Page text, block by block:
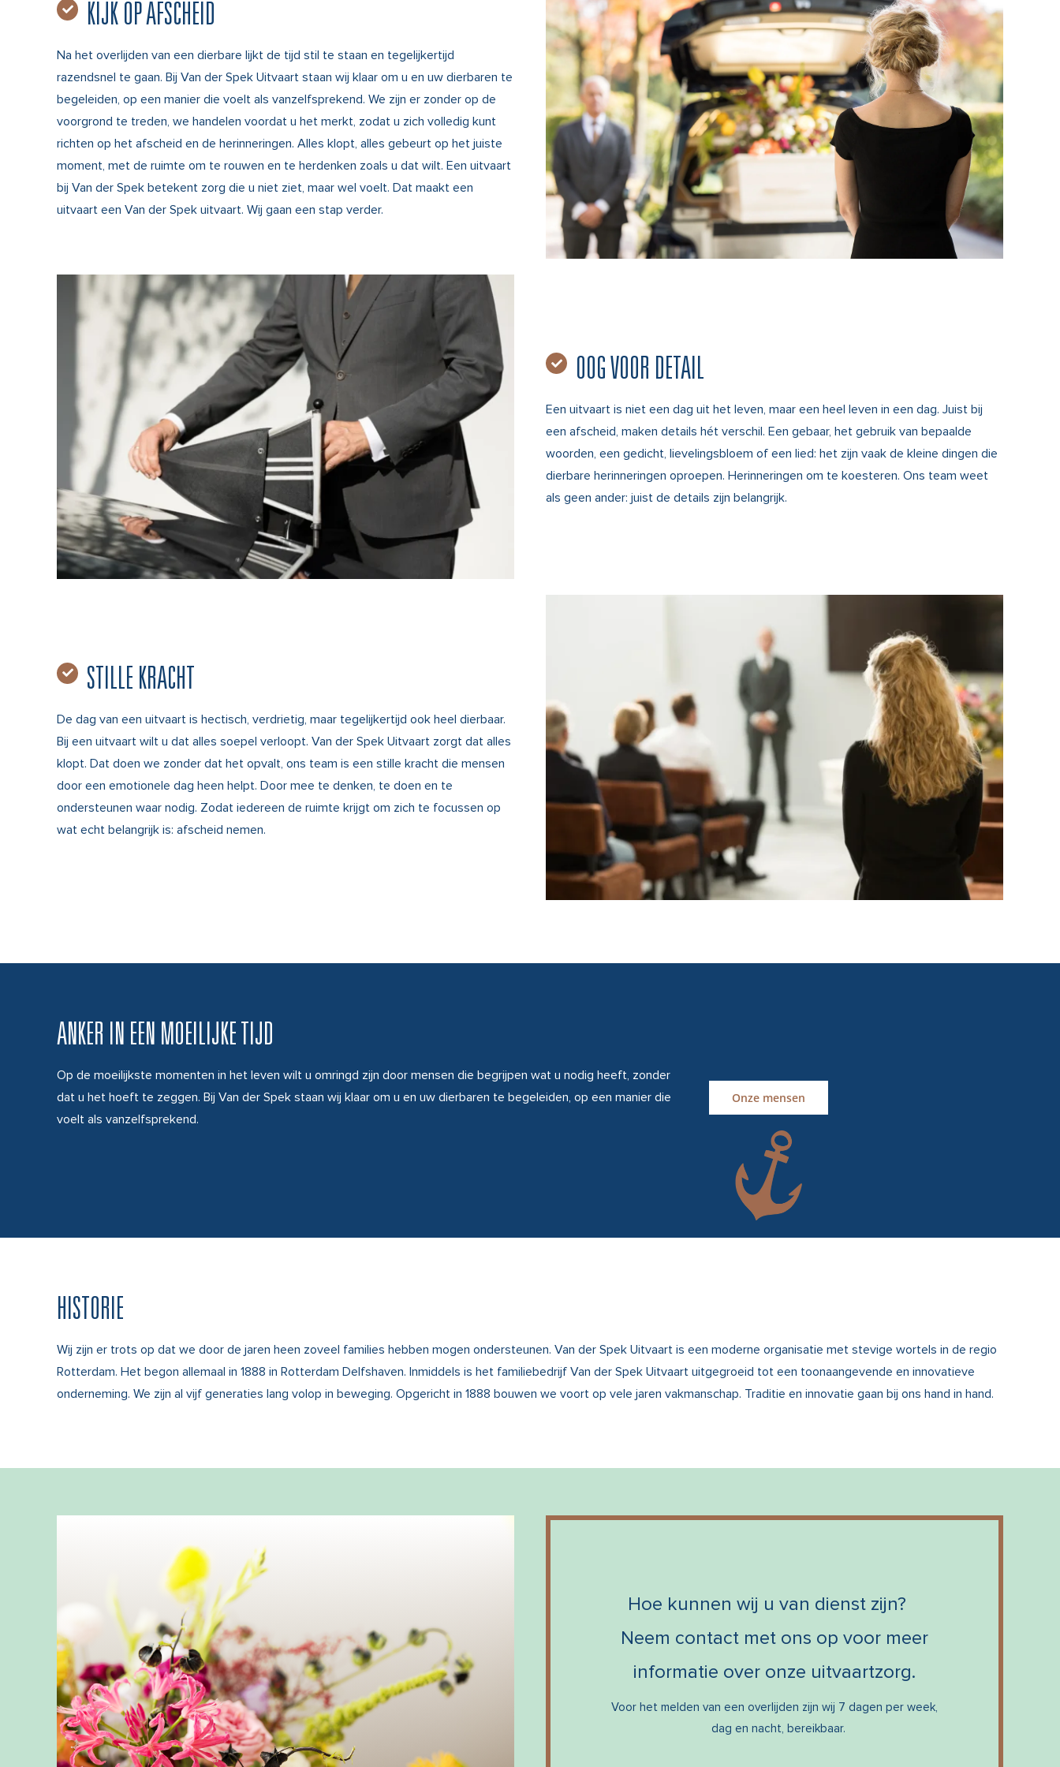
KIJK OP AFSCHEID
Na het overlijden van een dierbare lijkt de tijd stil te staan en tegelijkertijd
razendsnel te gaan. Bij Van der Spek Uitvaart staan wij klaar om u en uw dierbaren te
begeleiden, op een manier die voelt als vanzelfsprekend. We zijn er zonder op de
voorgrond te treden, we handelen voordat u het merkt, zodat u zich volledig kunt
richten op het afscheid en de herinneringen. Alles klopt, alles gebeurt op het juiste
moment, met de ruimte om te rouwen en te herdenken zoals u dat wilt. Een uitvaart
bij Van der Spek betekent zorg die u niet ziet, maar wel voelt. Dat maakt een
uitvaart een Van der Spek uitvaart. Wij gaan een stap verder.
OOG VOOR DETAIL
Een uitvaart is niet een dag uit het leven, maar een heel leven in een dag. Juist bij
een afscheid, maken details hét verschil. Een gebaar, het gebruik van bepaalde
woorden, een gedicht, lievelingsbloem of een lied: het zijn vaak de kleine dingen die
dierbare herinneringen oproepen. Herinneringen om te koesteren. Ons team weet
als geen ander: juist de details zijn belangrijk.
STILLE KRACHT
De dag van een uitvaart is hectisch, verdrietig, maar tegelijkertijd ook heel dierbaar.
Bij een uitvaart wilt u dat alles soepel verloopt. Van der Spek Uitvaart zorgt dat alles
klopt. Dat doen we zonder dat het opvalt, ons team is een stille kracht die mensen
door een emotionele dag heen helpt. Door mee te denken, te doen en te
ondersteunen waar nodig. Zodat iedereen de ruimte krijgt om zich te focussen op
wat echt belangrijk is: afscheid nemen.
ANKER IN EEN MOEILIJKE TIJD
Op de moeilijkste momenten in het leven wilt u omringd zijn door mensen die begrijpen wat u nodig heeft, zonder
dat u het hoeft te zeggen. Bij Van der Spek staan wij klaar om u en uw dierbaren te begeleiden, op een manier die
voelt als vanzelfsprekend.
Onze mensen
HISTORIE
Wij zijn er trots op dat we door de jaren heen zoveel families hebben mogen ondersteunen. Van der Spek Uitvaart is een moderne organisatie met stevige wortels in de regio
Rotterdam. Het begon allemaal in 1888 in Rotterdam Delfshaven. Inmiddels is het familiebedrijf Van der Spek Uitvaart uitgegroeid tot een toonaangevende en innovatieve
onderneming. We zijn al vijf generaties lang volop in beweging. Opgericht in 1888 bouwen we voort op vele jaren vakmanschap. Traditie en innovatie gaan bij ons hand in hand.
Hoe kunnen wij u van dienst zijn?
Neem contact met ons op voor meer
informatie over onze uitvaartzorg.
Voor het melden van een overlijden zijn wij 7 dagen per week,
dag en nacht, bereikbaar.